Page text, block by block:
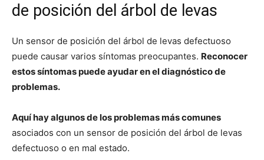
de posición del árbol de levas
Un sensor de posición del árbol de levas defectuoso
puede causar varios síntomas preocupantes. Reconocer
estos síntomas puede ayudar en el diagnóstico de
problemas.
Aquí hay algunos de los problemas más comunes
asociados con un sensor de posición del árbol de levas
defectuoso o en mal estado.